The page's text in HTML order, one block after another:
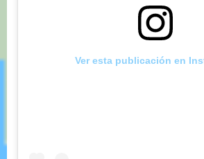
Ver esta publicación en